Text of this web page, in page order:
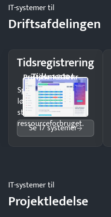
IT-systemer til
Driftsafdelingen
Tidsregistrering
Tidsmester
Pristjek: 1.200 kr
Spar tid på
lønberegning og få
styr på
ressourceforbruget.
Se 17 systemer
IT-systemer til
Projektledelse